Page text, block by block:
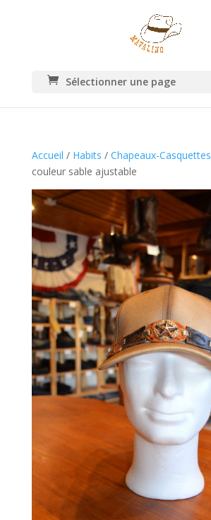
Sélectionner une page
Accueil / Habits / Chapeaux-Casquettes
couleur sable ajustable